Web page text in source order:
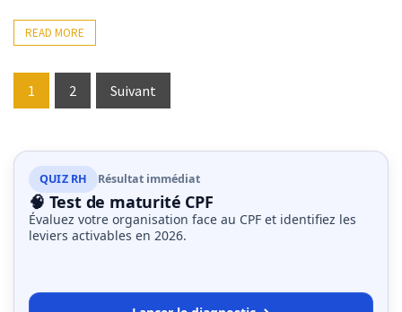
READ MORE
Pagination
des
publications
1 2 Suivant
QUIZ RH Résultat immédiat
🧠 Test de maturité CPF
Évaluez votre organisation face au CPF et identifiez les
leviers activables en 2026.